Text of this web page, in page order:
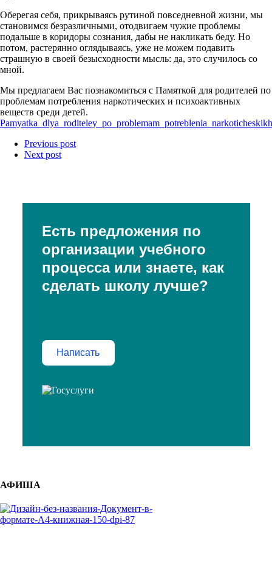
Оберегая себя, прикрываясь рутиной повседневной жизни, мы
становимся безразличными, отодвигаем чужие проблемы
подальше в коридоры сознания, дабы не накликать беду. Но
потом, растерянно оглядываясь, уже не можем подавить
страшную в своей безысходности мысль: да, это случилось со
мной.
Мы предлагаем Вас познакомиться с Памяткой для родителей по
проблемам потребления наркотических и психоактивных
веществ среди детей.
Previous post
Next post
Есть предложения по
организации учебного
процесса или знаете, как
сделать школу лучше?
Написать
АФИША